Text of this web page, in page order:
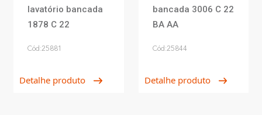
lavatório bancada
1878 C 22
Cód:25881
Detalhe produto
bancada 3006 C 22
BA AA
Cód:25844
Detalhe produto